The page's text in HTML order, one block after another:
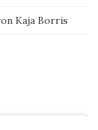
Kaja Borris